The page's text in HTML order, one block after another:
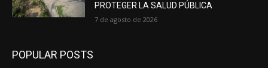
PROTEGER LA SALUD PÚBLICA
7 de agosto de 2026
POPULAR POSTS